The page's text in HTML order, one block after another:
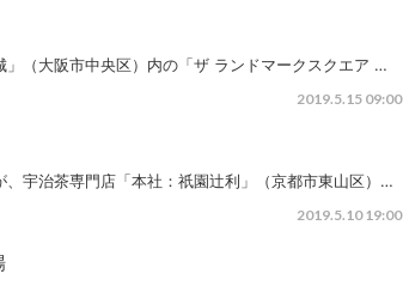
」（大阪市中央区）内の「ザ ランドマークスクエア …
2019.5.15 09:00
、宇治茶専門店「本社：祇園辻利」（京都市東山区）…
2019.5.10 19:00